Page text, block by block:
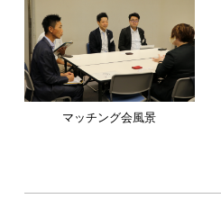
マッチング会風景